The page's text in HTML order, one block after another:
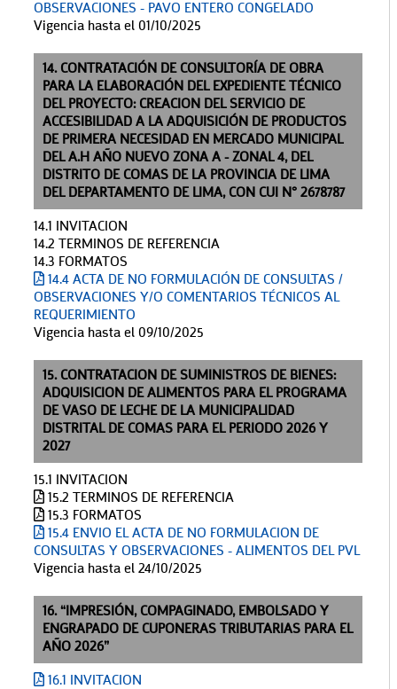
OBSERVACIONES - PAVO ENTERO CONGELADO
Vigencia hasta el 01/10/2025
14. CONTRATACIÓN DE CONSULTORÍA DE OBRA
PARA LA ELABORACIÓN DEL EXPEDIENTE TÉCNICO
DEL PROYECTO: CREACION DEL SERVICIO DE
ACCESIBILIDAD A LA ADQUISICIÓN DE PRODUCTOS
DE PRIMERA NECESIDAD EN MERCADO MUNICIPAL
DEL A.H AÑO NUEVO ZONA A - ZONAL 4, DEL
DISTRITO DE COMAS DE LA PROVINCIA DE LIMA
DEL DEPARTAMENTO DE LIMA, CON CUI N° 2678787
14.1 INVITACION
14.2 TERMINOS DE REFERENCIA
14.3 FORMATOS
14.4 ACTA DE NO FORMULACIÓN DE CONSULTAS /
OBSERVACIONES Y/O COMENTARIOS TÉCNICOS AL
REQUERIMIENTO
Vigencia hasta el 09/10/2025
15. CONTRATACION DE SUMINISTROS DE BIENES:
ADQUISICION DE ALIMENTOS PARA EL PROGRAMA
DE VASO DE LECHE DE LA MUNICIPALIDAD
DISTRITAL DE COMAS PARA EL PERIODO 2026 Y
2027
15.1 INVITACION
15.2 TERMINOS DE REFERENCIA
15.3 FORMATOS
15.4 ENVIO EL ACTA DE NO FORMULACION DE
CONSULTAS Y OBSERVACIONES - ALIMENTOS DEL PVL
Vigencia hasta el 24/10/2025
16. “IMPRESIÓN, COMPAGINADO, EMBOLSADO Y
ENGRAPADO DE CUPONERAS TRIBUTARIAS PARA EL
AÑO 2026”
16.1 INVITACION